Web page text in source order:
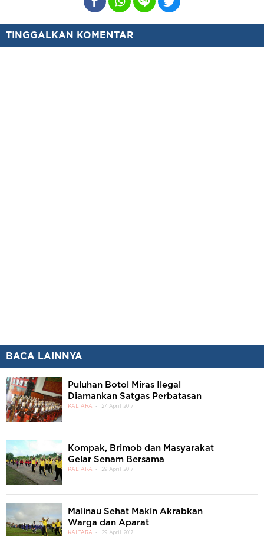
TINGGALKAN KOMENTAR
BACA LAINNYA
Puluhan Botol Miras Ilegal
Diamankan Satgas Perbatasan
KALTARA 27 April 2017
Kompak, Brimob dan Masyarakat
Gelar Senam Bersama
KALTARA 29 April 2017
Malinau Sehat Makin Akrabkan
Warga dan Aparat
KALTARA 29 April 2017